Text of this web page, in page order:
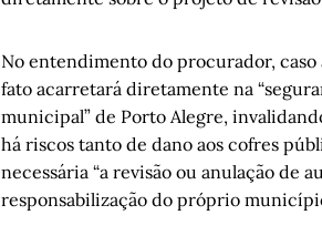
No entendimento do procurador, caso
fato acarretará diretamente na
municipal” de Porto Alegre,
há riscos tanto de dano aos cofres
necessária “a revisão ou anulação de
responsabilização do próprio